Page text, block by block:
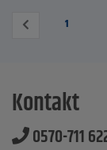
1
Kontakt
0570-711